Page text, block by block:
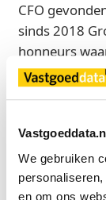
We gebruiken
en om ons
CFO
sinds 2018
honneurs
Bron